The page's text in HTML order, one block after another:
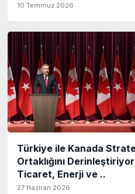
10 Temmuz 2026
Türkiye ile Kanada
Ortaklığını
Ticaret, Enerji ve ..
27 Haziran 2026